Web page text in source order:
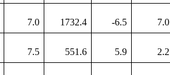
7.0 1732.4 -6.5 7.0
7.5 551.6 5.9 2.2